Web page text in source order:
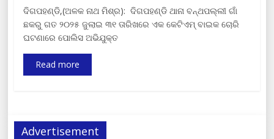
ଦିଗପହଣ୍ଡି,(ଅଳକ ନାଥ ମିଶ୍ର): ଦିଗପହଣ୍ଡି ଥାନା ବନ୍ଥପଲ୍ଲୀ ଗାଁ
ଛକରୁ ଗତ ୨୦୨୫ ଜୁଲାଇ ୩୧ ତାରିଖରେ ଏକ କେଟିଏମ୍ ବାଇକ ଚୋରି
ଘଟଣାରେ ପୋଲିସ ଅଭିଯୁକ୍ତ
Read more
Advertisement